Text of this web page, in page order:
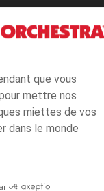
que vous
mettre nos
miettes de vos
dans le monde
MODES DE